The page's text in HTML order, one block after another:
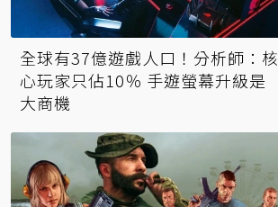
全球有37億遊戲人口！分析師：核
心玩家只佔10％ 手遊螢幕升級是
大商機